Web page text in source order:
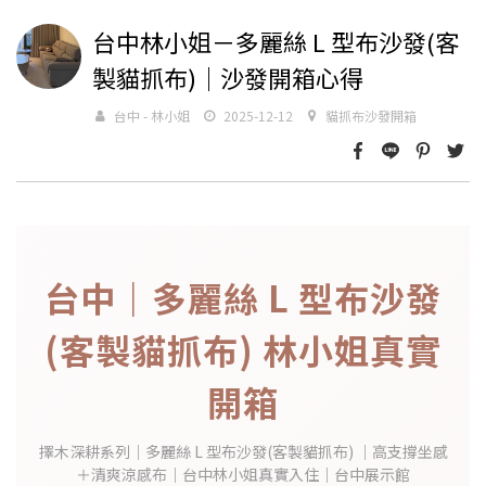
台中林小姐－多麗絲 L 型布沙發(客
製貓抓布)｜沙發開箱心得
台中 - 林小姐 2025-12-12 貓抓布沙發開箱
台中｜多麗絲 L 型布沙發
(客製貓抓布) 林小姐真實
開箱
擇木深耕系列｜多麗絲 L 型布沙發(客製貓抓布) ｜高支撐坐感
＋清爽涼感布｜台中林小姐真實入住｜台中展示館